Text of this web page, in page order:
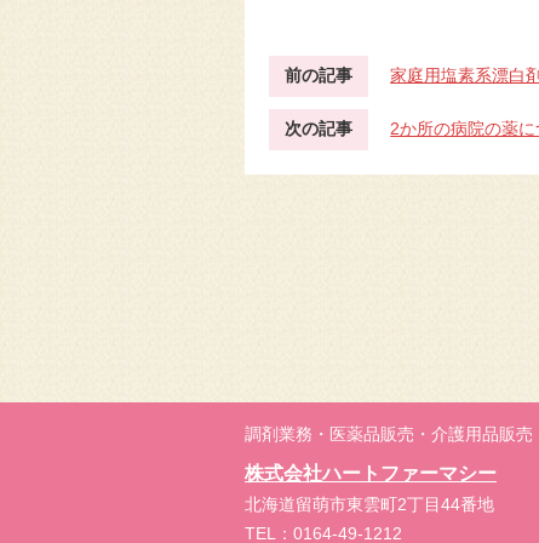
前の記事 家庭用塩素系漂白
次の記事 2か所の病院の薬に
調剤業務・医薬品販売・介護用品販売
株式会社ハートファーマシー
北海道留萌市東雲町2丁目44番地
TEL：0164-49-1212